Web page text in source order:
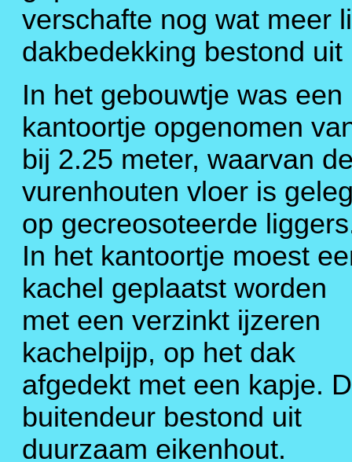
verschafte nog wat meer
dakbedekking bestond
In het gebouwtje was een
kantoortje opgenomen
bij 2.25 meter, waarvan
vurenhouten vloer is
op gecreosoteerde
In het kantoortje moest
kachel geplaatst worden
met een verzinkt ijzeren
kachelpijp, op het dak
afgedekt met een kapje.
buitendeur bestond uit
duurzaam eikenhout.